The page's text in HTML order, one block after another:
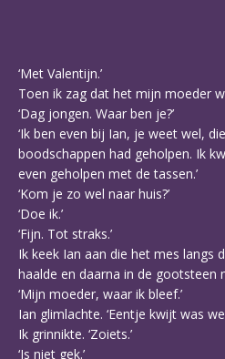
‘Met Valentijn.’
Toen ik zag dat het mijn moeder
‘Dag jongen. Waar ben je?’
‘Ik ben even bij Ian, je weet wel,
boodschappen had geholpen. Ik
even geholpen met de tassen.’
‘Kom je zo wel naar huis?’
‘Doe ik.’
‘Fijn. Tot straks.’
Ik keek Ian aan die het mes langs
haalde en daarna in de gootsteen
‘Mijn moeder, waar ik bleef.’
Ian glimlachte. ‘Eentje kwijt was
Ik grinnikte. ‘Zoiets.’
‘Is niet gek.’